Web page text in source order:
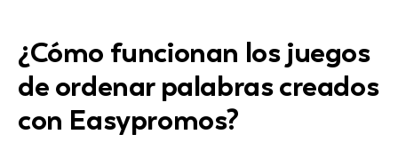
¿Cómo funcionan los juegos
de ordenar palabras creados
con Easypromos?